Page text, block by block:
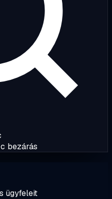
bezárás
ügyfeleit